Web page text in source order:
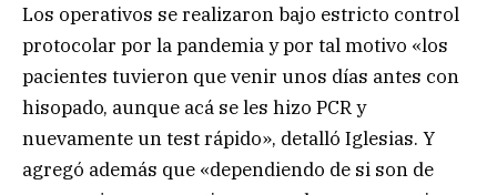
Los operativos se realizaron bajo estricto control
protocolar por la pandemia y por tal motivo «los
pacientes tuvieron que venir unos días antes con
hisopado, aunque acá se les hizo PCR y
nuevamente un test rápido», detalló Iglesias. Y
agregó además que «dependiendo de si son de